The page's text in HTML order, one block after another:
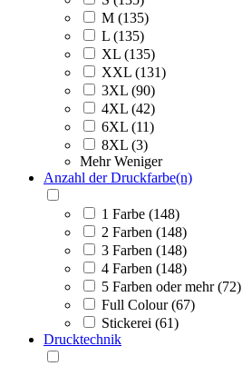
M (135)
L (135)
XL (135)
XXL (131)
3XL (90)
4XL (42)
6XL (11)
8XL (3)
Mehr Weniger
Anzahl der Druckfarbe(n)
1 Farbe (148)
2 Farben (148)
3 Farben (148)
4 Farben (148)
5 Farben oder mehr (72)
Full Colour (67)
Stickerei (61)
Drucktechnik